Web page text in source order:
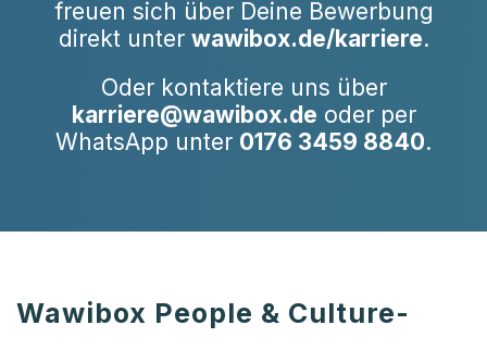
freuen sich über Deine Bewerbung
direkt unter wawibox.de/karriere.
Oder kontaktiere uns über
karriere@wawibox.de oder per
WhatsApp unter 0176 3459 8840.
Wawibox People & Culture-